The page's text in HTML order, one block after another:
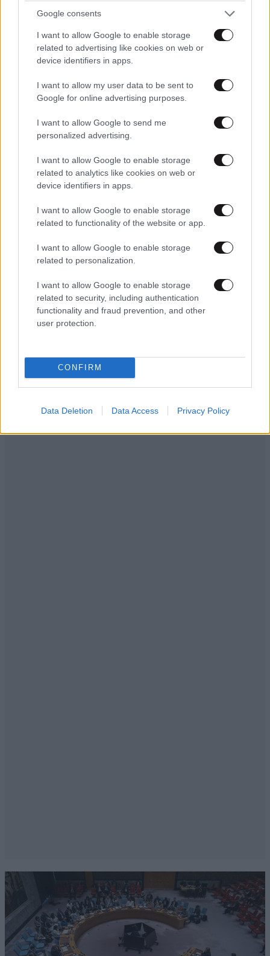
Google consents
I want to allow Google to enable storage
related to advertising like cookies on web or
device identifiers in apps.
I want to allow my user data to be sent to
Google for online advertising purposes.
I want to allow Google to send me
personalized advertising.
I want to allow Google to enable storage
related to analytics like cookies on web or
device identifiers in apps.
I want to allow Google to enable storage
related to functionality of the website or app.
I want to allow Google to enable storage
related to personalization.
I want to allow Google to enable storage
related to security, including authentication
functionality and fraud prevention, and other
user protection.
CONFIRM
Data Deletion Data Access Privacy Policy
TRENDING
06·08·2026 18:51
Χρίστος Κούγιας – Η αυστηρή ανακοίνωση για
αντικείμενο δημόσιας συζήτησης»